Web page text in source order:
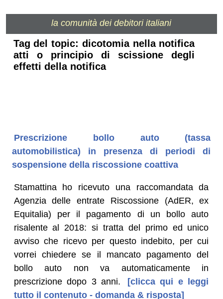
la comunità dei debitori italiani
Tag del topic: dicotomia nella notifica
atti o principio di scissione degli
effetti della notifica
Prescrizione bollo auto (tassa
automobilistica) in presenza di periodi di
sospensione della riscossione coattiva
Stamattina ho ricevuto una raccomandata da
Agenzia delle entrate Riscossione (AdER, ex
Equitalia) per il pagamento di un bollo auto
risalente al 2018: si tratta del primo ed unico
avviso che ricevo per questo indebito, per cui
vorrei chiedere se il mancato pagamento del
bollo auto non va automaticamente in
prescrizione dopo 3 anni.
[clicca qui e leggi
tutto il contenuto - domanda & risposta]